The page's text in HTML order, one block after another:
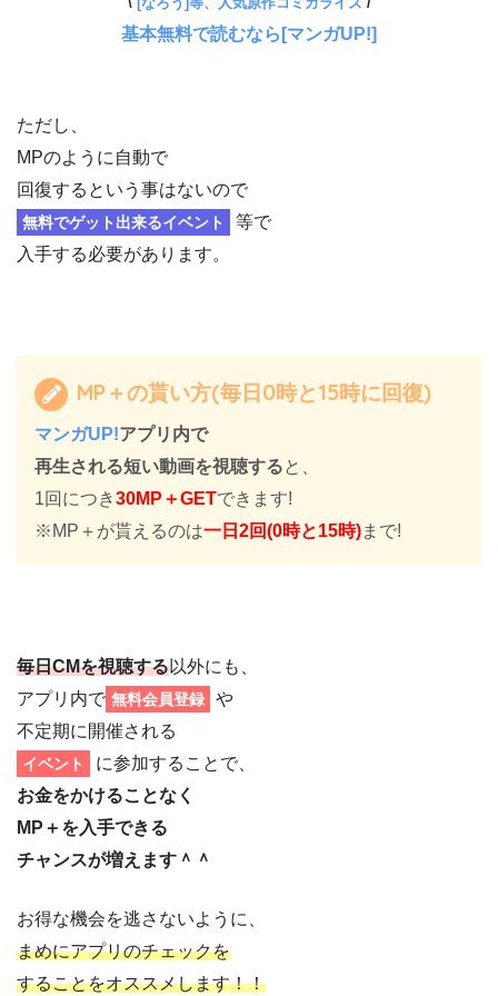
基本無料で読むなら[マンガUP!]
ただし、
MPのように自動で
回復するという事はないので
無料でゲット出来るイベント
等で
入手する必要があります。
MP＋の貰い方(毎日0時と15時に回復)
マンガUP!アプリ内で
再生される短い動画を視聴すると、
1回につき30MP＋GETできます!
※MP＋が貰えるのは一日2回(0時と15時)まで!
毎日CMを視聴する以外にも、
アプリ内で 無料会員登録
や
不定期に開催される
イベント
に参加することで、
お金をかけることなく
MP＋を入手できる
チャンスが増えます＾＾
お得な機会を逃さないように、
まめにアプリのチェックを
することをオススメします！！